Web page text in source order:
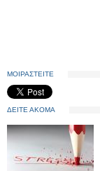
ΜΟΙΡΑΣΤΕΙΤΕ
ΔΕΙΤΕ ΑΚΟΜΑ